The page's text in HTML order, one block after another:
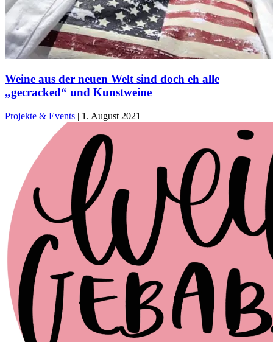
Weine aus der neuen Welt sind doch eh alle
„gecracked“ und Kunstweine
Projekte & Events | 1. August 2021